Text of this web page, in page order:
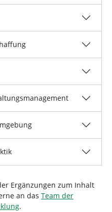
Ergänzungen zum Inhalt
an das Team der
.